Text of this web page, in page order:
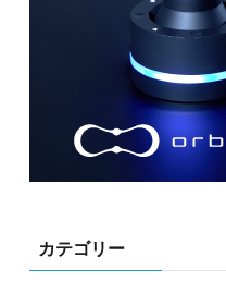
カテゴリー